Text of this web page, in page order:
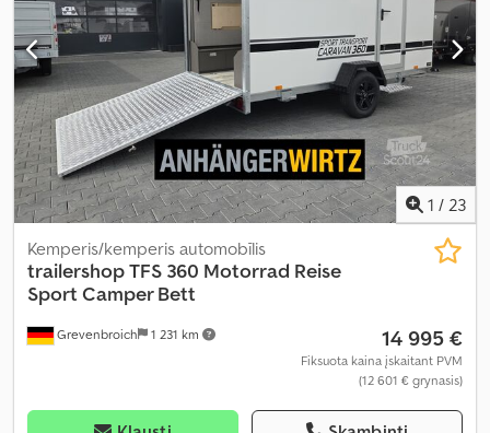
1 / 23
Grevenbroich 1 231 km
Kemperis/kemperis automobīlis
trailershopTFS 360 Motorrad Reise
Sport Camper Bett
14 995 €
Fiksuota kaina įskaitant PVM
(12 601 € grynasis)